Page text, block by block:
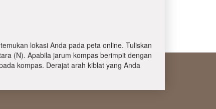
lokasi Anda pada peta online. Tuliskan
(N). Apabila jarum kompas berimpit dengan
kompas. Derajat arah kiblat yang Anda